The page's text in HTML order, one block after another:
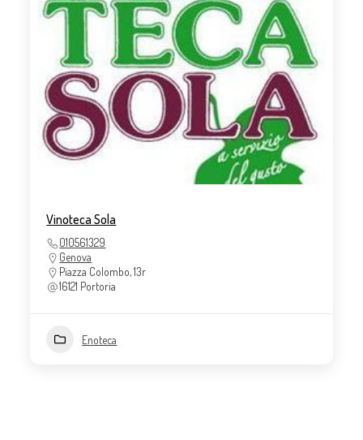
Vinoteca Sola
010561329
Genova
Piazza Colombo, 13r
16121 Portoria
Enoteca